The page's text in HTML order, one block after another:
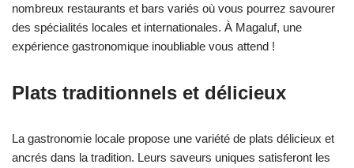
nombreux restaurants et bars variés où vous pourrez savourer
des spécialités locales et internationales. À Magaluf, une
expérience gastronomique inoubliable vous attend !
Plats traditionnels et délicieux
La gastronomie locale propose une variété de plats délicieux et
ancrés dans la tradition. Leurs saveurs uniques satisferont les